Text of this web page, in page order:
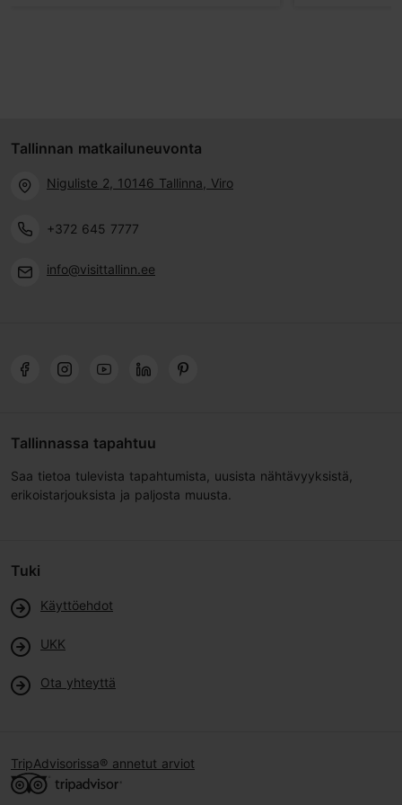
Tallinnan matkailuneuvonta
Niguliste 2, 10146 Tallinna, Viro
+372 645 7777
info@visittallinn.ee
Tallinnassa tapahtuu
Saa tietoa tulevista tapahtumista, uusista nähtävyyksistä,
erikoistarjouksista ja paljosta muusta.
Tuki
Käyttöehdot
UKK
Ota yhteyttä
TripAdvisorissa® annetut arviot